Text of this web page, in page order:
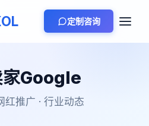
定制咨询
家Google
红推广 · 行业动态